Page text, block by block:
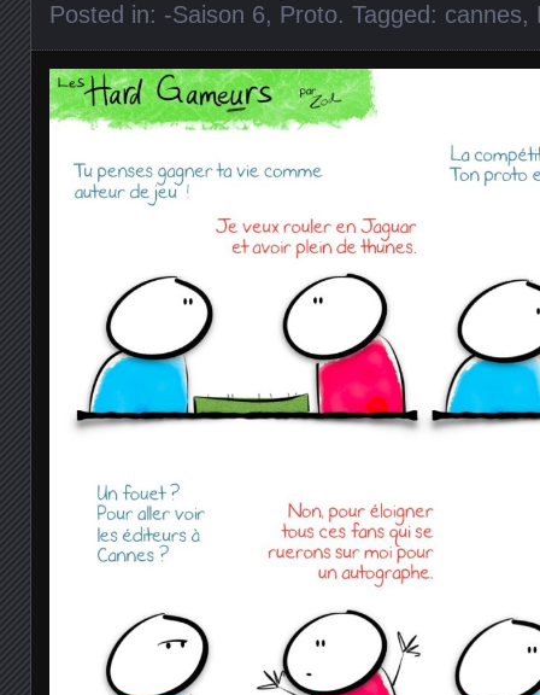
Posted in: -Saison 6, Proto. Tagged: cannes,